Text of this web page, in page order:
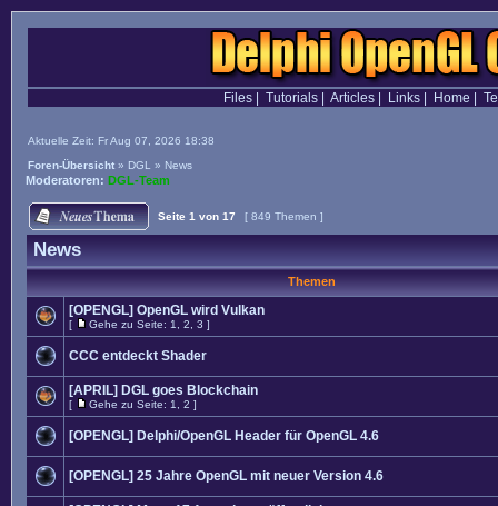
Files| Tutorials| Articles| Links| Home
Aktuelle Zeit: Fr Aug 07, 2026 18:38
Foren-Übersicht » DGL » News
Moderatoren: DGL-Team
Seite 1 von 17 [ 849 Themen ]
News
Themen
[OPENGL] OpenGL wird Vulkan
[ Gehe zu Seite: 1 2 3 ]
CCC entdeckt Shader
[APRIL] DGL goes Blockchain
[ Gehe zu Seite: 1 2 ]
[OPENGL] Delphi/OpenGL Header für OpenGL 4.6
[OPENGL] 25 Jahre OpenGL mit neuer Version 4.6